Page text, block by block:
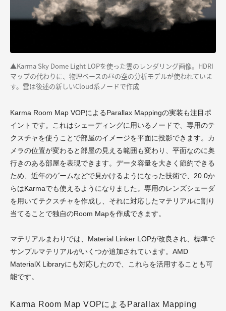
▲Karma Sky Dome Light LOPを使った雲のレンダリング画像。HDRI
マップの代わりに、物理ベースの昼の空の分析モデルが使われていま
す。雲は後述の新しいCloud系ノードで作成
Karma Room Map VOPによるParallax Mappingの実装も注目ポ
イントです。これはシェーディングに用いるノードで、専用のテ
クスチャを使うことで部屋のイメージを平面に投影できます。カ
メラの位置が変わると部屋の見える範囲も変わり、平面なのに奥
行きのある部屋を表現できます。データ容量を大きく節約できる
ため、近年のゲームなどで見かけるようになった技術で、20.0か
らはKarmaでも使えるようになりました。専用のレンズシェーダ
を用いてテクスチャを作成し、それに対応したマテリアルに割り
当てることで独自のRoom Mapを作成できます。
マテリアルまわりでは、Material Linker LOPが改良され、標準で
サンプルマテリアルがいくつか追加されています。AMD
MaterialX Libraryにも対応したので、これらを活用することも可
能です。
Karma Room Map VOPによるParallax Mapping